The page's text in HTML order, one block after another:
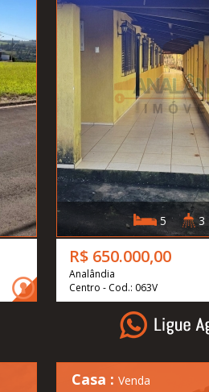
5 3
R$ 650.000,00
Analândia
Centro - Cod.: 063V
Casa : Venda